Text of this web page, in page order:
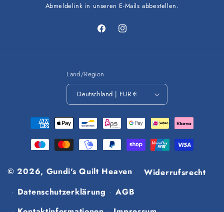
Abmeldelink in unseren E-Mails abbestellen.
FacebookInstagram
Land/Region
Deutschland | EUR €
Zahlungsmethoden
© 2026, Gundi's Quilt Heaven
Widerrufsrecht
Datenschutzerklärung
AGB